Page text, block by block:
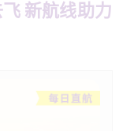
新航线助力